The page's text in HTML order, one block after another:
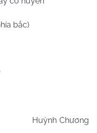
bắc)
Huỳnh Chương